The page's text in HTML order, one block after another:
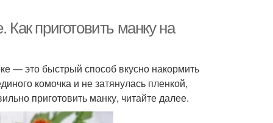
приготовить манку на
— это быстрый способ вкусно накормить
комочка и не затянулась пленкой,
приготовить манку, читайте далее.